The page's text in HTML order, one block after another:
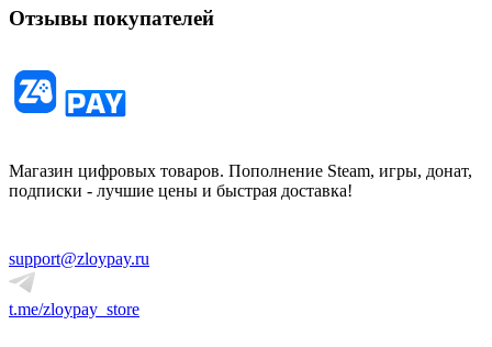
Отзывы покупателей
Магазин цифровых товаров. Пополнение Steam, игры, донат,
подписки - лучшие цены и быстрая доставка!
support@zloypay.ru
t.me/zloypay_store